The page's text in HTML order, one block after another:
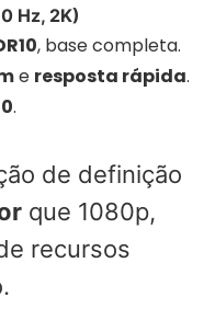
Hz, 2K)
, base completa.
e resposta rápida.
.
de definição
que 1080p,
recursos